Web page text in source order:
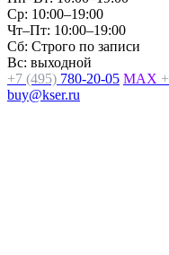
Ср: 10:00–19:00
Чт–Пт: 10:00–19:00
Сб: Строго по записи
Вс: выходной
+7 (495) 780-20-05 MAX
buy@kser.ru